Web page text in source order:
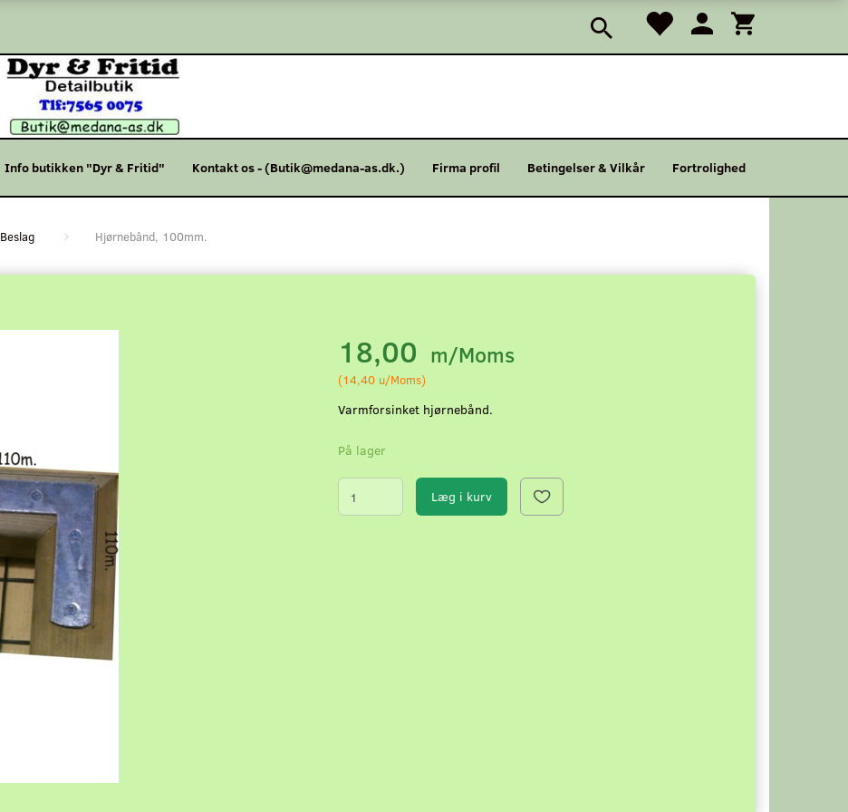
Info butikken "Dyr & Fritid" Kontakt os - (Butik@medana-as.dk.) Firma profil Betingelser & Vilkår Fortrolighed
Beslag Hjørnebånd, 100mm.
18,00 m/Moms
(14,40 u/Moms)
Varmforsinket hjørnebånd.
På lager
Læg i kurv